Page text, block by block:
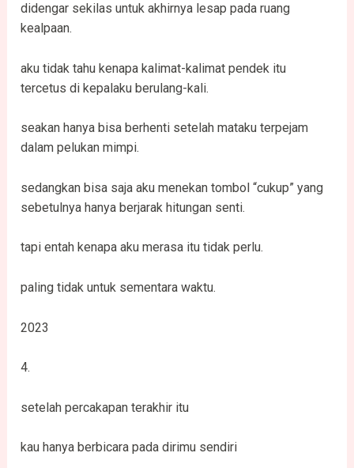
didengar sekilas untuk akhirnya lesap pada ruang
kealpaan.
aku tidak tahu kenapa kalimat-kalimat pendek itu
tercetus di kepalaku berulang-kali.
seakan hanya bisa berhenti setelah mataku terpejam
dalam pelukan mimpi.
sedangkan bisa saja aku menekan tombol “cukup” yang
sebetulnya hanya berjarak hitungan senti.
tapi entah kenapa aku merasa itu tidak perlu.
paling tidak untuk sementara waktu.
2023
4.
setelah percakapan terakhir itu
kau hanya berbicara pada dirimu sendiri